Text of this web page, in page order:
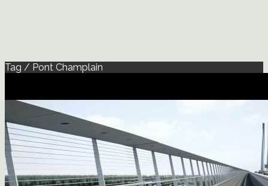
Tag / Pont Champlain